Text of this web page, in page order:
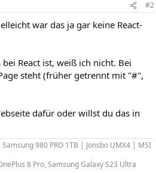
#2
war das ja gar keine React-
React ist, weiß ich nicht. Bei
steht (früher getrennt mit "#",
dafür oder willst du das in
980 PRO 1TB | Jonsbo UMX4 | MSI
8 Pro, Samsung Galaxy S23 Ultra